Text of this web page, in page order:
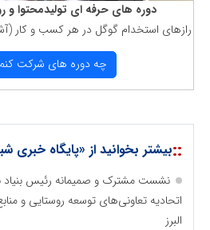
دوره های حرفه ای تولیدمحتوا و
رازهای استخدام گوگل در هر كسب و كار
چه دوره های شركت
::بیشتر بخوانید از «پایگاه خبری
نشست مشترک و صمیمانه رئیس بنیاد
اتحادیه تعاونی‌های توسعه روستایی و
البرز